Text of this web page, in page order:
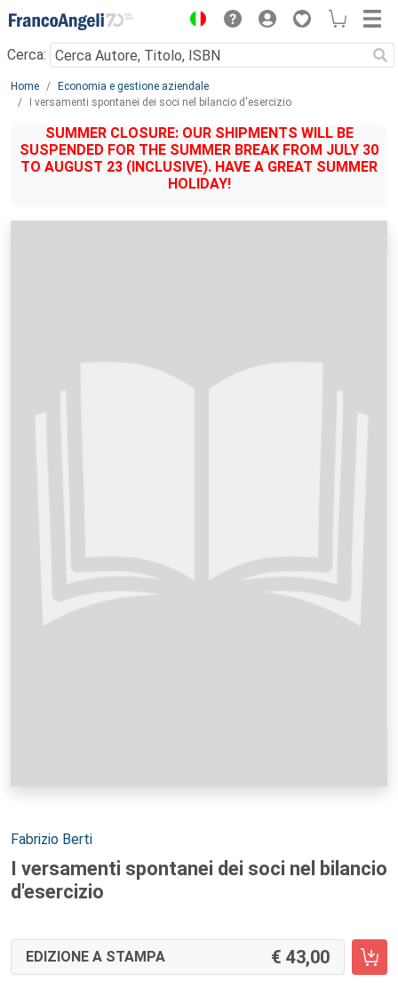
Menu
Cerca:
Main content
Home
Economia e gestione aziendale
I versamenti spontanei dei soci nel bilancio d'esercizio
SUMMER CLOSURE: OUR SHIPMENTS WILL BE
SUSPENDED FOR THE SUMMER BREAK FROM JULY 30
TO AUGUST 23 (INCLUSIVE). HAVE A GREAT SUMMER
HOLIDAY!
Autori:
Fabrizio Berti
I versamenti spontanei dei soci nel bilancio
d'esercizio
EDIZIONE A STAMPA 43,00